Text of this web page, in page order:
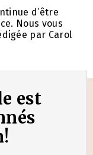
d’être
Nous vous
par Carol
est